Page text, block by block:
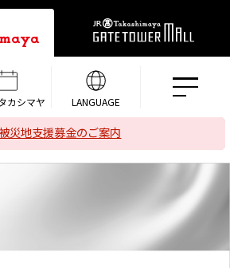
カシマヤ LANGUAGE
援募金のご案内